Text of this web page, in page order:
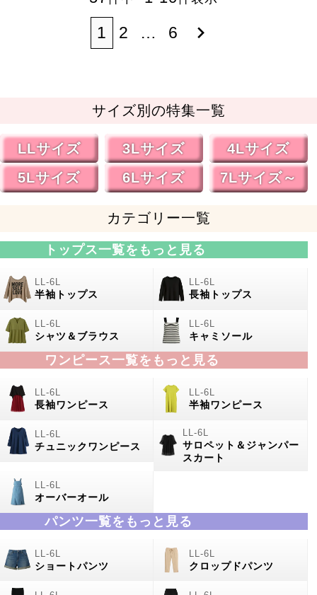
1 2 … 6
サイズ別の特集一覧
LLサイズ 3Lサイズ
4Lサイズ
5Lサイズ
6Lサイズ 7Lサイズ～
カテゴリー一覧
トップス一覧をもっと見る
半袖トップス 長袖トップス
シャツ＆ブラウス キャミソール
ワンピース一覧をもっと見る
長袖ワンピース 半袖ワンピース
チュニックワンピース
サロペット＆ジャンパー
スカート
オーバーオール
パンツ一覧をもっと見る
ショートパンツ クロップドパンツ